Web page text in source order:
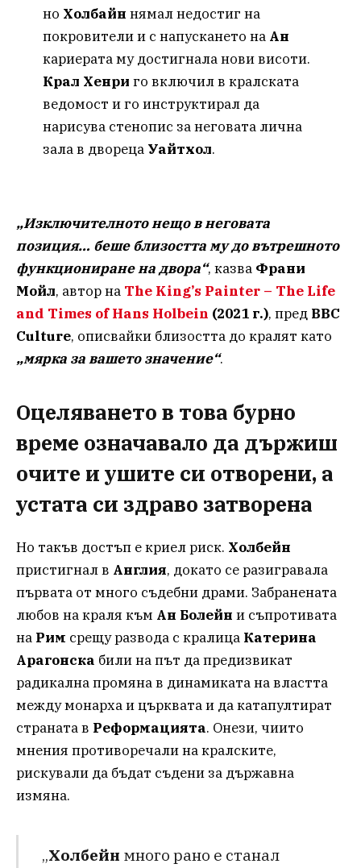
но Холбайн нямал недостиг на
покровители и с напускането на Ан
кариерата му достигнала нови висоти.
Крал Хенри го включил в кралската
ведомост и го инструктирал да
нарисува стенопис за неговата лична
зала в двореца Уайтхол.
„Изключителното нещо в неговата
позиция… беше близостта му до вътрешното
функциониране на двора“, казва Франи
Мойл, автор на The King’s Painter – The Life
and Times of Hans Holbein (2021 г.), пред BBC
Culture, описвайки близостта до кралят като
„мярка за вашето значение“.
Оцеляването в това бурно
време означавало да държиш
очите и ушите си отворени, а
устата си здраво затворена
Но такъв достъп е криел риск. Холбейн
пристигнал в Англия, докато се разигравала
първата от много съдебни драми. Забранената
любов на краля към Ан Болейн и съпротивата
на Рим срещу развода с кралица Катерина
Арагонска били на път да предизвикат
радикална промяна в динамиката на властта
между монарха и църквата и да катапултират
страната в Реформацията. Онези, чиито
мнения противоречали на кралските,
рискували да бъдат съдени за държавна
измяна.
„Холбейн много рано е станал